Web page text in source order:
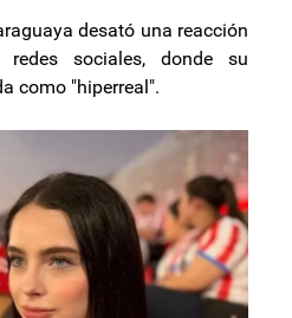
desató una reacción
sociales, donde su
como "hiperreal".